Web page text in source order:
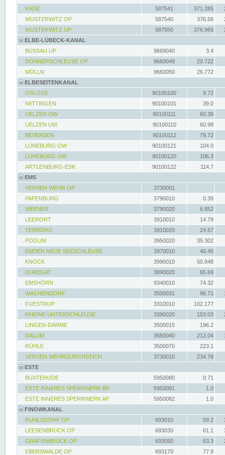
KADE
587541 371.285
WUSTERWITZ OP
587540 376.56
WUSTERWITZ UP
587550 376.965
ELBE-LÜBECK-KANAL
BÜSSAU UP
9669040
3.4
DONNERSCHLEUSE OP
9660049
20.722
MÖLLN
9660050
26.772
ELBESEITENKANAL
OSLOSS
90100100
9.72
WITTINGEN
90100101
39.0
UELZEN OW
90100111
60.38
UELZEN UW
90100110
60.98
BEVENSEN
90100112
79.72
LÜNEBURG OW
90100121
104.0
LÜNEBURG UW
90100120
106.3
ARTLENBURG-ESK
90100122
114.7
EMS
VERSEN WEHR OP
3730001
PAPENBURG
3790010
0.39
WEENER
3790020
6.852
LEERORT
3910010
14.79
TERBORG
3910020
24.67
POGUM
3950020
35.302
EMDEN NEUE SEESCHLEUSE
3970010
40.45
KNOCK
3990010
50.848
DUKEGAT
3990020
65.69
EMSHÖRN
9340010
74.32
WACHENDORF
3500031 96.71
FUESTRUP
3310010
102.177
RHEINE UNTERSCHLEUSE
3390020 153.03
LINGEN-DARME
3500015
196.2
DALUM
3550040 212.04
RÜHLE
3500070
223.1
VERSEN WEHRDURCHSTICH
3730010
234.78
ESTE
BUXTEHUDE
5950080
0.71
ESTE INNERES SPERRWERK BP
5950081
1.0
ESTE INNERES SPERRWERK AP
5950082
1.0
FINOWKANAL
RUHLSDORF OP
693010 59.2
LEESENBRÜCK OP
693030 61.1
GRAFENBRÜCK OP
693050 63.3
EBERSWALDE OP
693170
77.9